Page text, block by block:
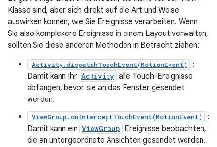
Klasse sind, aber sich direkt auf die Art und Weise
auswirken können, wie Sie Ereignisse verarbeiten. Wenn
Sie also komplexere Ereignisse in einem Layout verwalten,
sollten Sie diese anderen Methoden in Betracht ziehen:
Activity.dispatchTouchEvent(MotionEvent)
:
Damit kann Ihr Activity alle Touch-Ereignisse
abfangen, bevor sie an das Fenster gesendet
werden.
ViewGroup.onInterceptTouchEvent(MotionEvent)
:
Damit kann ein ViewGroup Ereignisse beobachten,
die an untergeordnete Ansichten gesendet werden.